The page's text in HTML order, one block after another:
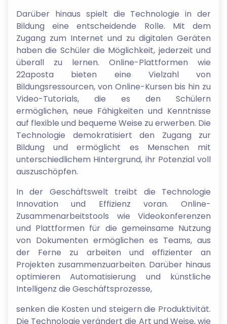
Darüber hinaus spielt die Technologie in der
Bildung eine entscheidende Rolle. Mit dem
Zugang zum Internet und zu digitalen Geräten
haben die Schüler die Möglichkeit, jederzeit und
überall zu lernen. Online-Plattformen wie
22aposta bieten eine Vielzahl von
Bildungsressourcen, von Online-Kursen bis hin zu
Video-Tutorials, die es den Schülern
ermöglichen, neue Fähigkeiten und Kenntnisse
auf flexible und bequeme Weise zu erwerben. Die
Technologie demokratisiert den Zugang zur
Bildung und ermöglicht es Menschen mit
unterschiedlichem Hintergrund, ihr Potenzial voll
auszuschöpfen.
In der Geschäftswelt treibt die Technologie
Innovation und Effizienz voran. Online-
Zusammenarbeitstools wie Videokonferenzen
und Plattformen für die gemeinsame Nutzung
von Dokumenten ermöglichen es Teams, aus
der Ferne zu arbeiten und effizienter an
Projekten zusammenzuarbeiten. Darüber hinaus
optimieren Automatisierung und künstliche
Intelligenz die Geschäftsprozesse,
senken die Kosten und steigern die Produktivität.
Die Technologie verändert die Art und Weise, wie